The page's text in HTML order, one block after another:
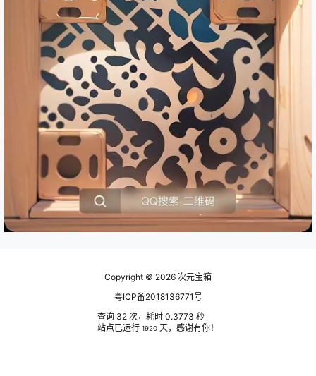
Copyright © 2026 次元宝箱
粤ICP备2018136771号
查询 32 次，耗时 0.3773 秒
站点已运行 1920 天，感谢有你！